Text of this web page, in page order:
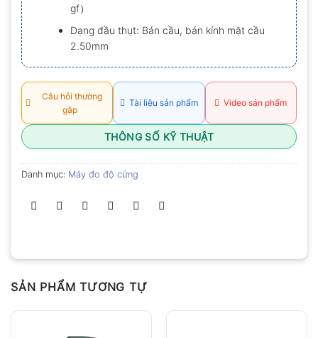
gf）
Dạng đầu thụt: Bán cầu, bán kính mặt cầu
2.50mm
Câu hỏi thường
gặp
Tài liệu sản phẩm Video sản phẩm
THÔNG SỐ KỸ THUẬT
Danh mục: Máy đo độ cứng
SẢN PHẨM TƯƠNG TỰ